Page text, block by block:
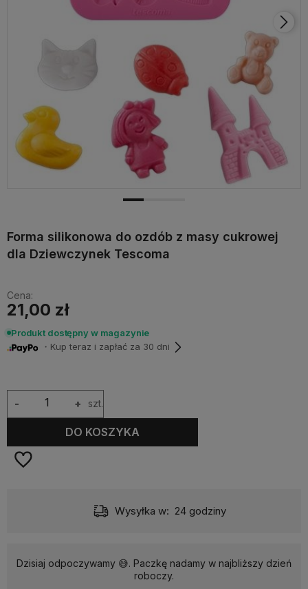
Forma silikonowa do ozdób z masy cukrowej
dla Dziewczynek Tescoma
Cena:
21,00 zł
Produkt dostępny w magazynie
・Kup teraz i zapłać za 30 dni
+
- szt.
DO KOSZYKA
Wysyłka w: 24 godziny
Dzisiaj odpoczywamy 😅. Paczkę nadamy w najbliższy dzień
roboczy.